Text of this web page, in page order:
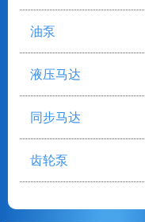
油泵
液压马达
同步马达
齿轮泵